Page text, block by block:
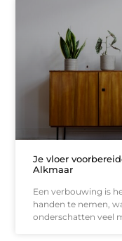
Je vloer
Alkmaar
Een verbouwing is
handen te nemen,
onderschatten veel